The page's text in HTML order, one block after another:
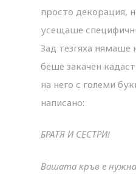
просто декорация,
усещаше
Зад тезгяха нямаше
беше закачен
на него с големи
написано:
БРАТЯ И СЕСТРИ!
Вашата кръв е